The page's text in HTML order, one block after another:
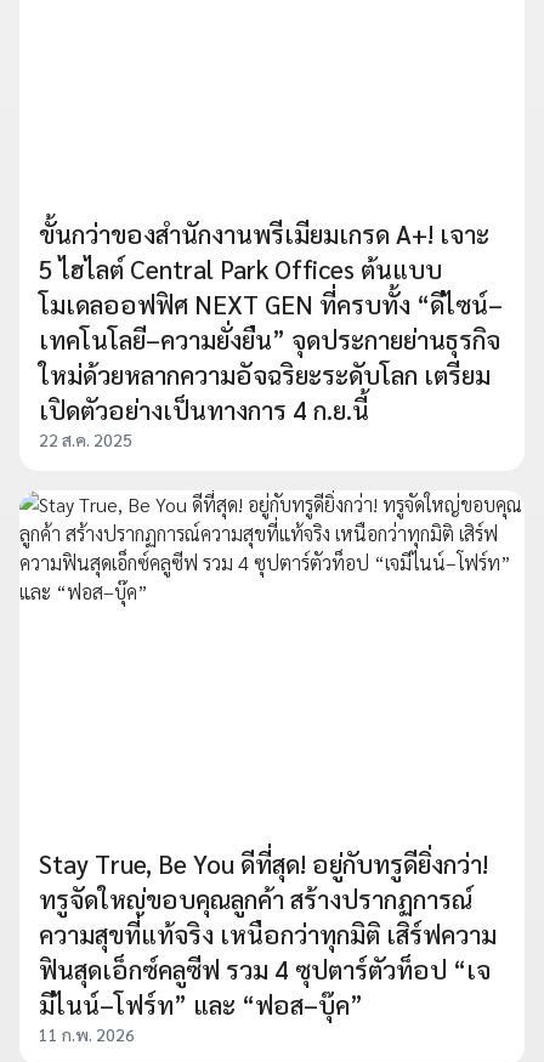
ขั้นกว่าของสำนักงานพรีเมียมเกรด A+! เจาะ
5 ไฮไลต์ Central Park Offices ต้นแบบ
โมเดลออฟฟิศ NEXT GEN ที่ครบทั้ง “ดีไซน์–
เทคโนโลยี–ความยั่งยืน” จุดประกายย่านธุรกิจ
ใหม่ด้วยหลากความอัจฉริยะระดับโลก เตรียม
เปิดตัวอย่างเป็นทางการ 4 ก.ย.นี้
22 ส.ค. 2025
Stay True, Be You ดีที่สุด! อยู่กับทรูดียิ่งกว่า!
ทรูจัดใหญ่ขอบคุณลูกค้า สร้างปรากฏการณ์
ความสุขที่แท้จริง เหนือกว่าทุกมิติ เสิร์ฟความ
ฟินสุดเอ็กซ์คลูซีฟ รวม 4 ซุปตาร์ตัวท็อป “เจ
มีไนน์–โฟร์ท” และ “ฟอส–บุ๊ค”
11 ก.พ. 2026